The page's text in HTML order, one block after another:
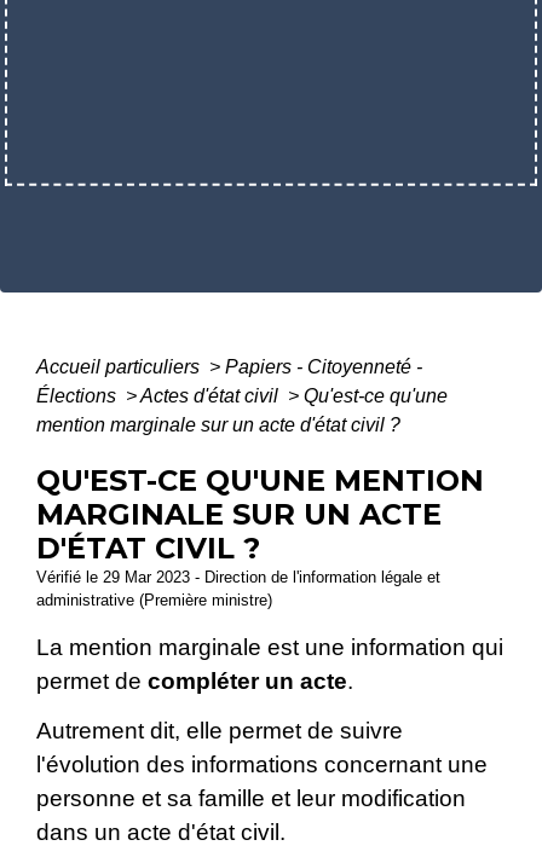
Accueil particuliers > Papiers - Citoyenneté -
Élections >Actes d'état civil > Qu'est-ce qu'une
mention marginale sur un acte d'état civil ?
QU'EST-CE QU'UNE MENTION
MARGINALE SUR UN ACTE
D'ÉTAT CIVIL ?
Vérifié le 29 Mar 2023 - Direction de l'information légale et
administrative (Première ministre)
La mention marginale est une information qui
permet de compléter un acte.
Autrement dit, elle permet de suivre
l'évolution des informations concernant une
personne et sa famille et leur modification
dans un acte d'état civil.